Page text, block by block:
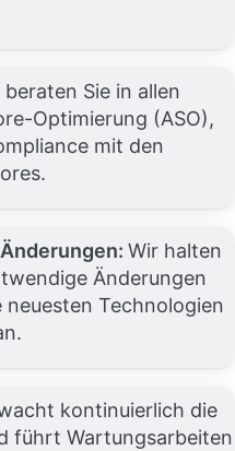
Sie in allen
Optimierung (ASO),
mit den
Wir halten
Änderungen
neuesten Technologien
kontinuierlich die
führt Wartungsarbeiten